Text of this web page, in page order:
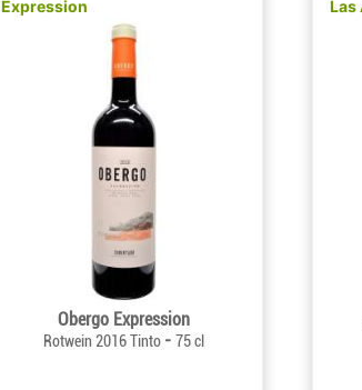
Expression
Obergo Expression
Rotwein 2016 Tinto - 75 cl
Las